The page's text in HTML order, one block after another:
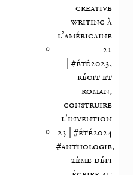
creative
writing à
l’américaine
21
| #été2023,
récit et
roman,
construire
l’invention
23 | #été2024
#anthologie,
2ème défi